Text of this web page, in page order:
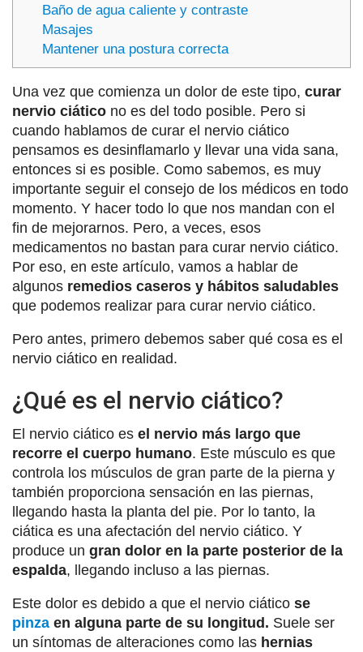
Baño de agua caliente y contraste
Masajes
Mantener una postura correcta
Una vez que comienza un dolor de este tipo, curar
nervio ciático no es del todo posible. Pero si
cuando hablamos de curar el nervio ciático
pensamos es desinflamarlo y llevar una vida sana,
entonces si es posible. Como sabemos, es muy
importante seguir el consejo de los médicos en todo
momento. Y hacer todo lo que nos mandan con el
fin de mejorarnos. Pero, a veces, esos
medicamentos no bastan para curar nervio ciático.
Por eso, en este artículo, vamos a hablar de
algunos remedios caseros y hábitos saludables
que podemos realizar para curar nervio ciático.
Pero antes, primero debemos saber qué cosa es el
nervio ciático en realidad.
¿Qué es el nervio ciático?
El nervio ciático es el nervio más largo que
recorre el cuerpo humano. Este músculo es que
controla los músculos de gran parte de la pierna y
también proporciona sensación en las piernas,
llegando hasta la planta del pie. Por lo tanto, la
ciática es una afectación del nervio ciático. Y
produce un gran dolor en la parte posterior de la
espalda, llegando incluso a las piernas.
Este dolor es debido a que el nervio ciático se
pinza en alguna parte de su longitud. Suele ser
un síntomas de alteraciones como las hernias